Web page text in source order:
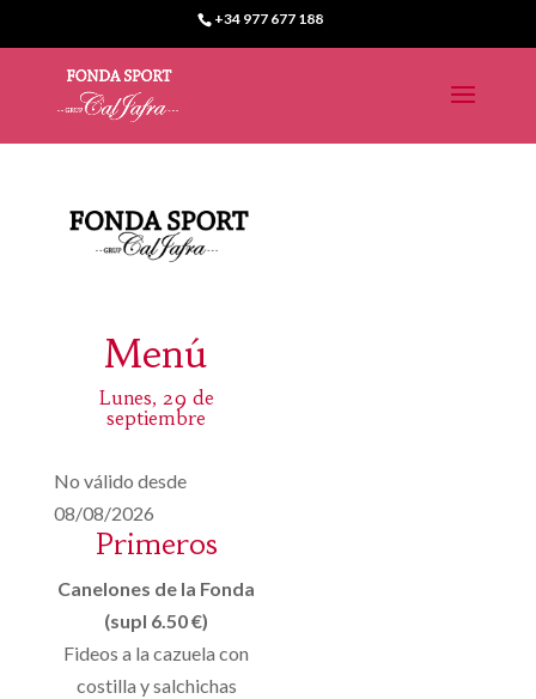
+34 977 677 188
Menú
Lunes, 29 de
septiembre
No válido desde
08/08/2026
Primeros
Canelones de la Fonda
(supl 6.50 €)
Fideos a la cazuela con
costilla y salchichas